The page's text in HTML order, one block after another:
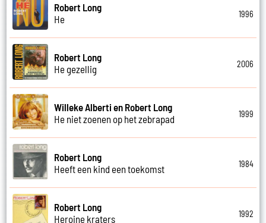
Robert Long
He
1996
Robert Long
He gezellig
2006
Willeke Alberti en Robert Long
He niet zoenen op het zebrapad
1999
Robert Long
Heeft een kind een toekomst
1984
Robert Long
Heroine kraters
1992